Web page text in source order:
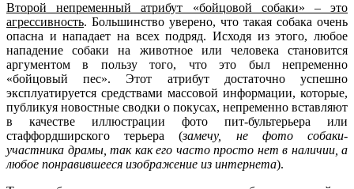
Второй непременный атрибут «бойцовой собаки» – это
агрессивность. Большинство уверено, что такая собака очень
опасна и нападает на всех подряд. Исходя из этого, любое
нападение собаки на животное или человека становится
аргументом в пользу того, что это был непременно
«бойцовый пес». Этот атрибут достаточно успешно
эксплуатируется средствами массовой информации, которые,
публикуя новостные сводки о покусах, непременно вставляют
в качестве иллюстрации фото пит-бультерьера или
стаффордширского терьера (замечу, не фото собаки-
участника драмы, так как его часто просто нет в наличии, а
любое понравившееся изображение из интернета).